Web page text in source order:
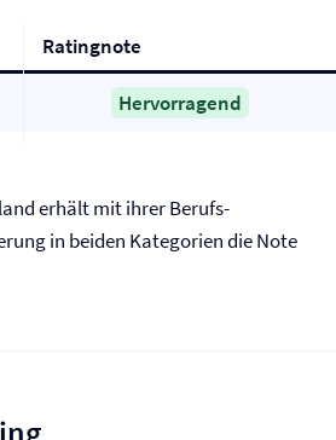
Ratingnote
Hervorragend
erhält mit ihrer Berufs­
in beiden Kategorien die Note